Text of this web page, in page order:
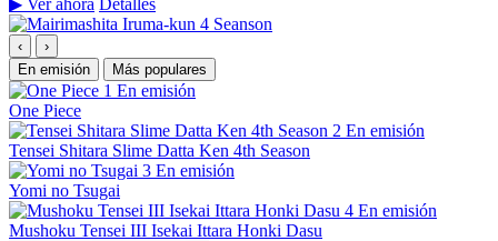
‹
›
En emisión
Más populares
1 En emisión
One Piece
2 En emisión
Tensei Shitara Slime Datta Ken 4th Season
3 En emisión
Yomi no Tsugai
4 En emisión
Mushoku Tensei III Isekai Ittara Honki Dasu